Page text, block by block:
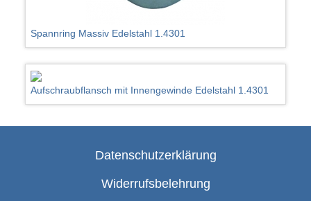
Spannring Massiv Edelstahl 1.4301
Aufschraubflansch mit Innengewinde Edelstahl 1.4301
Datenschutzerklärung
Widerrufsbelehrung